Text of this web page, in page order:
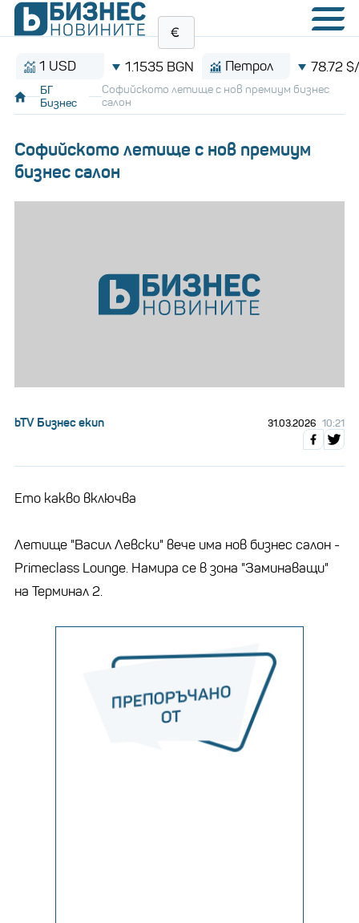
1 USD 1.1535 BGN Петрол 78.72 $/
БГ
Бизнес
Софийското летище с нов премиум бизнес
салон
Софийското летище с нов премиум
бизнес салон
bTV Бизнес екип 31.03.2026 10:21
Ето какво включва
Летище "Васил Левски" вече има нов бизнес салон -
Primeclass Lounge. Намира се в зона "Заминаващи"
на Терминал 2.